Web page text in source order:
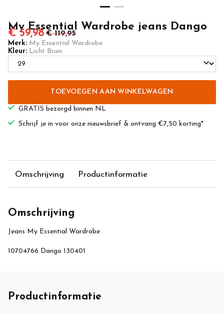
My Essential Wardrobe jeans Dango
€ 59,98 € 119,95
Merk: My Essential Wardrobe
Kleur: Licht Bruin
TOEVOEGEN AAN WINKELWAGEN
GRATIS bezorgd binnen NL
Schrijf je in voor onze nieuwsbrief & ontvang €7,50 korting*
Omschrijving Productinformatie
Omschrijving
Jeans My Essential Wardrobe
10704766 Dango 130401
Productinformatie